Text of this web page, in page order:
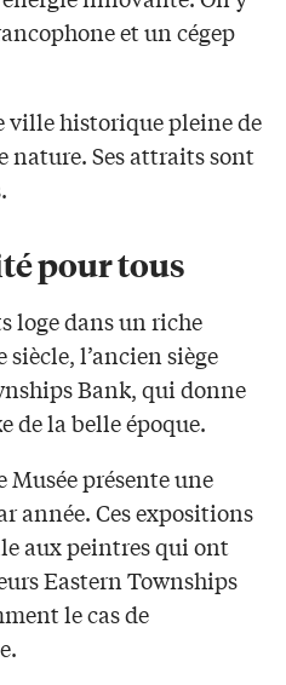
et un cégep
ville historique pleine de
Ses attraits sont
pour tous
loge dans un riche
l’ancien siège
Bank, qui donne
de la belle époque.
présente une
année. Ces expositions
aux peintres qui ont
Eastern Townships
le cas de